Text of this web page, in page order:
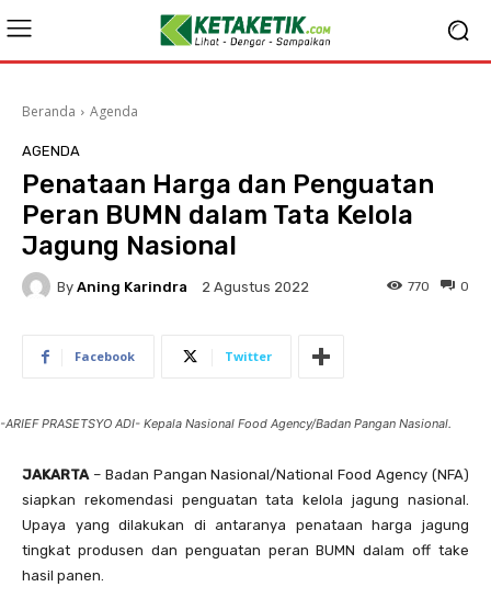
Beranda Agenda
AGENDA
Penataan Harga dan Penguatan
Peran BUMN dalam Tata Kelola
Jagung Nasional
By Aning Karindra 2 Agustus 2022 0
770
Facebook Twitter
-ARIEF PRASETSYO ADI- Kepala Nasional Food Agency/Badan Pangan Nasional.
JAKARTA– Badan Pangan Nasional/National Food Agency (NFA)
siapkan rekomendasi penguatan tata kelola jagung nasional.
Upaya yang dilakukan di antaranya penataan harga jagung
tingkat produsen dan penguatan peran BUMN dalam off take
hasil panen.